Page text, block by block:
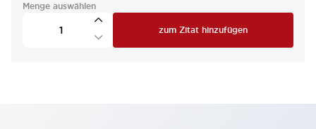
Menge auswählen
zum Zitat hinzufügen